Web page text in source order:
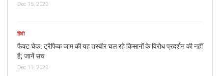
की जा सके।
"Rumours vs Reality"
Dec 15, 2020
हिंदी
फैक्ट चेक: ट्रैफिक जाम की यह तस्वीर चल रहे किसानों के विरोध प्रदर्शन की नहीं
है; जानें सच
Dec 11, 2020